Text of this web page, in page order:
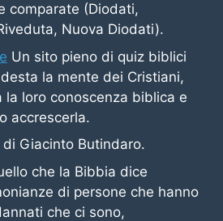
comparate (Diodati,
Nuova Diodati).
Un sito pieno di quiz biblici
la mente dei Cristiani,
la loro conoscenza biblica e
accrescerla.
di Giacinto Butindaro.
che la Bibbia dice
di persone che hanno
che ci sono,